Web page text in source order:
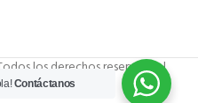
los derechos reservados |
Contáctanos